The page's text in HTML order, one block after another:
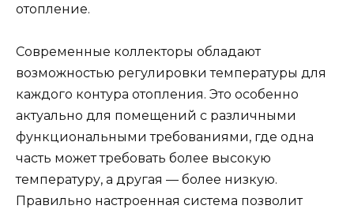
отопление.
Современные коллекторы обладают
возможностью регулировки температуры для
каждого контура отопления. Это особенно
актуально для помещений с различными
функциональными требованиями, где одна
часть может требовать более высокую
температуру, а другая — более низкую.
Правильно настроенная система позволит